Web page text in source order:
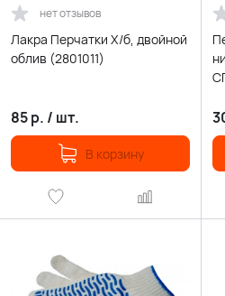
нет отзывов
Лакра Перчатки Х/б, двойной
облив (2801011)
85р. / шт.
В корзину